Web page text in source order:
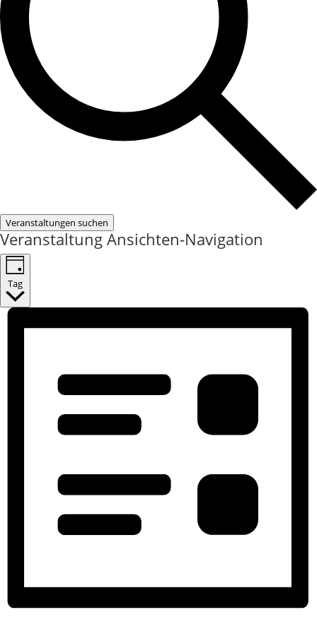
Veranstaltungen suchen
Veranstaltung Ansichten-Navigation
Tag